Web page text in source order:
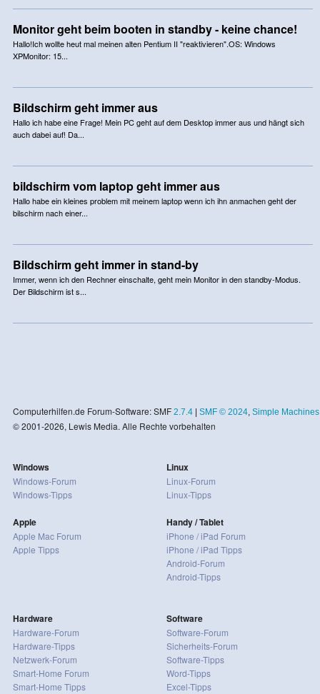
Monitor geht beim booten in standby - keine chance!
Hallo!Ich wollte heut mal meinen alten Pentium II "reaktivieren".OS: Windows
XPMonitor: 15...
Bildschirm geht immer aus
Hallo ich habe eine Frage! Mein PC geht auf dem Desktop immer aus und hängt sich
auch dabei auf! Da...
bildschirm vom laptop geht immer aus
Hallo habe ein kleines problem mit meinem laptop wenn ich ihn anmachen geht der
bilschirm nach einer...
Bildschirm geht immer in stand-by
Immer, wenn ich den Rechner einschalte, geht mein Monitor in den standby-Modus.
Der Bildschirm ist s...
Computerhilfen.de Forum-Software: SMF 2.7.4| SMF © 2024, Simple Machines
© 2001-2026, Lewis Media. Alle Rechte vorbehalten
Windows
Windows-Forum
Windows-Tipps
Apple
Apple Mac Forum
Apple Tipps
Linux
Linux-Forum
Linux-Tipps
Handy / Tablet
iPhone / iPad Forum
iPhone / iPad Tipps
Android-Forum
Android-Tipps
Hardware
Hardware-Forum
Hardware-Tipps
Netzwerk-Forum
Smart-Home Forum
Smart-Home Tipps
Software
Software-Forum
Sicherheits-Forum
Software-Tipps
Word-Tipps
Excel-Tipps